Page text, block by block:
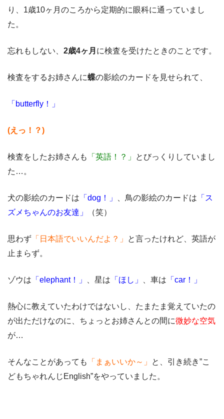
り、1歳10ヶ月のころから定期的に眼科に通っていまし
た。
忘れもしない、 2歳4ヶ月 に検査を受けたときのことです。
検査をするお姉さんに蝶の影絵のカードを見せられて、
「butterfly！」
(えっ！？)
検査をしたお姉さんも 「英語！？」
とびっくりしていまし
た…。
犬の影絵のカードは 「dog！」 、鳥の影絵のカードは 「ス
ズメちゃんのお友達」
（笑）
思わず 「日本語でいいんだよ？」 と言ったけれど、 英語が
止まらず。
ゾウは 「elephant！」 、星は 「ほし」 、車は 「car！」
熱心に教えていたわけではないし、たまたま覚えていたの
が出ただけなのに、ちょっとお姉さんとの間に微妙な空気
が…
そんなことがあっても 「まぁいいか～」
と、引き続き”こ
どもちゃれんじEnglish”をやっていました。